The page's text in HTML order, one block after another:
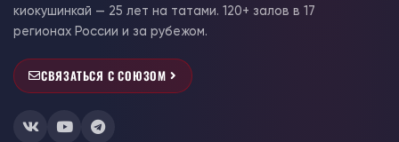
киокушинкай — 25 лет на татами. 120+ залов в 17
регионах России и за рубежом.
СВЯЗАТЬСЯ С СОЮЗОМ